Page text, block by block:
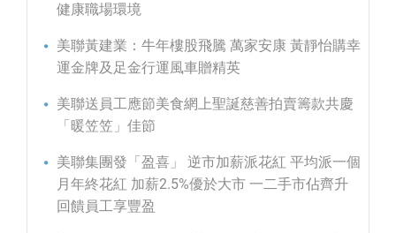
健康職場環境
美聯黃建業：牛年樓股飛騰 萬家安康 黃靜怡購幸
運金牌及足金行運風車贈精英
美聯送員工應節美食網上聖誕慈善拍賣籌款共慶
「暖笠笠」佳節
美聯集團發「盈喜」 逆市加薪派花紅 平均派一個
月年終花紅 加薪2.5%優於大市 一二手市佔齊升
回饋員工享豐盈